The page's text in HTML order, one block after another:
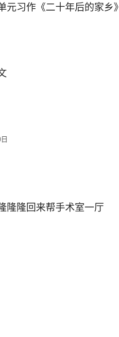
习作《二十年后的家乡》
隆隆回来帮手术室一厅